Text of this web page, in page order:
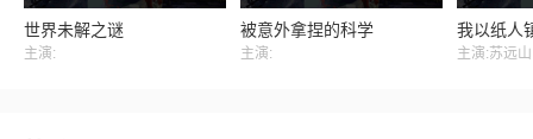
世界未解之谜
主演:
被意外拿捏的科学
主演:
我以纸人
主演:苏远山